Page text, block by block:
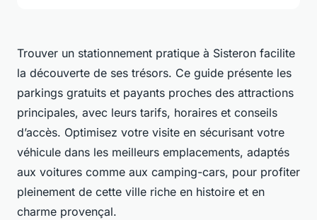
Trouver un stationnement pratique à Sisteron facilite
la découverte de ses trésors. Ce guide présente les
parkings gratuits et payants proches des attractions
principales, avec leurs tarifs, horaires et conseils
d’accès. Optimisez votre visite en sécurisant votre
véhicule dans les meilleurs emplacements, adaptés
aux voitures comme aux camping-cars, pour profiter
pleinement de cette ville riche en histoire et en
charme provençal.